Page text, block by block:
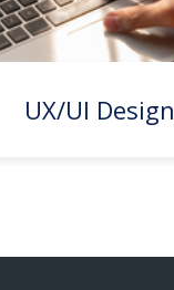
UX/UI Design